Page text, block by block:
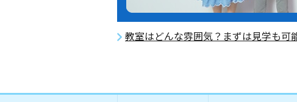
教室はどんな雰囲気？まずは見学も可